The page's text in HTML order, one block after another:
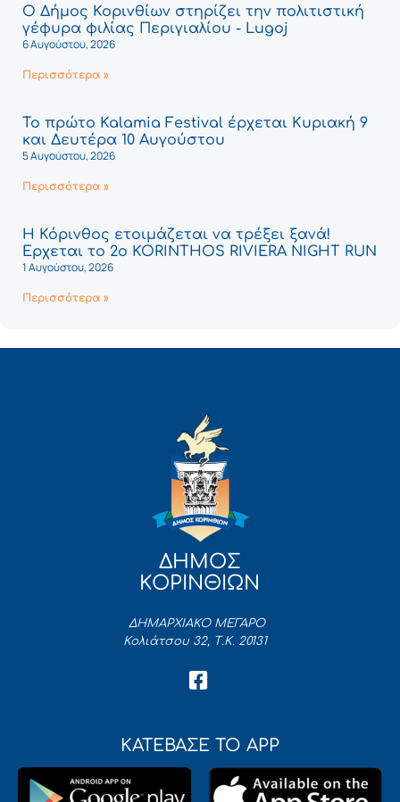
Ο Δήμος Κορινθίων στηρίζει την πολιτιστική
γέφυρα φιλίας Περιγιαλίου - Lugoj
6 Αυγούστου, 2026
Περισσότερα »
Το πρώτο Kalamia Festival έρχεται Κυριακή 9
και Δευτέρα 10 Αυγούστου
5 Αυγούστου, 2026
Περισσότερα »
Η Κόρινθος ετοιμάζεται να τρέξει ξανά!
Έρχεται το 2ο KORINTHOS RIVIERA NIGHT RUN
1 Αυγούστου, 2026
Περισσότερα »
ΔΗΜΟΣ
ΚΟΡΙΝΘΙΩΝ
ΔΗΜΑΡΧΙΑΚΟ ΜΕΓΑΡΟ
Κολιάτσου 32, Τ.Κ. 20131
ΚΑΤΕΒΑΣΕ ΤΟ APP